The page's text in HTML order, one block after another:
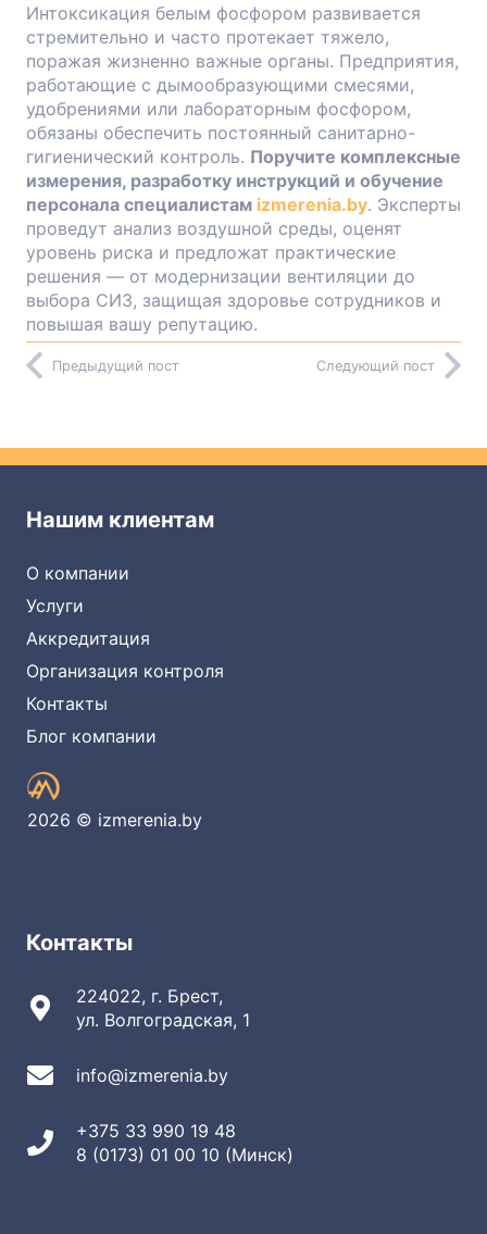
Интоксикация белым фосфором развивается
стремительно и часто протекает тяжело,
поражая жизненно важные органы. Предприятия,
работающие с дымообразующими смесями,
удобрениями или лабораторным фосфором,
обязаны обеспечить постоянный санитарно-
гигиенический контроль. Поручите комплексные
измерения, разработку инструкций и обучение
персонала специалистам izmerenia.by. Эксперты
проведут анализ воздушной среды, оценят
уровень риска и предложат практические
решения — от модернизации вентиляции до
выбора СИЗ, защищая здоровье сотрудников и
повышая вашу репутацию.
Предыдущий пост Следующий пост
Нашим клиентам
О компании
Услуги
Аккредитация
Организация контроля
Контакты
Блог компании
2026 © izmerenia.by
Контакты
224022, г. Брест,
ул. Волгоградская, 1
info@izmerenia.by
+375 33 990 19 48
8 (0173) 01 00 10 (Минск)